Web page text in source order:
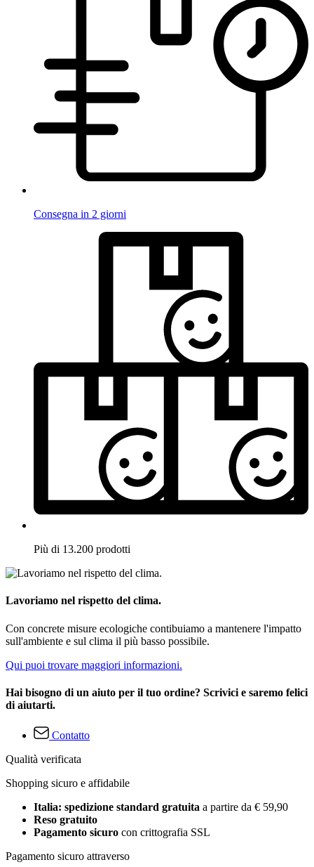
Consegna in 2 giorni
Più di 13.200 prodotti
Lavoriamo nel rispetto del clima.
Con concrete misure ecologiche contibuiamo a mantenere l'impatto
sull'ambiente e sul clima il più basso possibile.
Qui puoi trovare maggiori informazioni.
Hai bisogno di un aiuto per il tuo ordine? Scrivici e saremo felici
di aiutarti.
Contatto
Qualità verificata
Shopping sicuro e affidabile
Italia: spedizione standard gratuita a partire da € 59,90
Reso gratuito
Pagamento sicuro con crittografia SSL
Pagamento sicuro attraverso